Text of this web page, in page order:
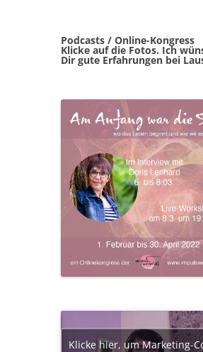
Podcasts / Online-Kongress
Klicke auf die Fotos. Ich
Dir gute Erfahrungen bei
Klicke hier, um Marketing-